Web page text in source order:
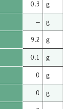
0.3 g
– g
9.2 g
0.1 g
0 g
0 g